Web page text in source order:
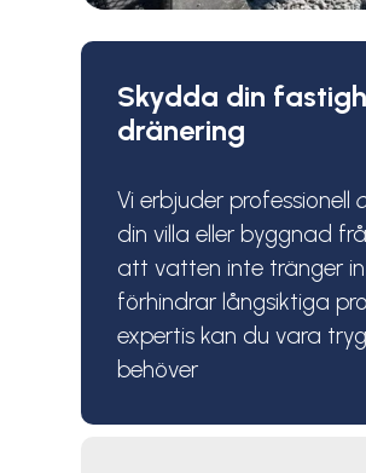
Skydda din
dränering
Vi erbjuder professionell
din villa eller byggnad
att vatten inte tränger
förhindrar långsiktiga
expertis kan du vara
behöver